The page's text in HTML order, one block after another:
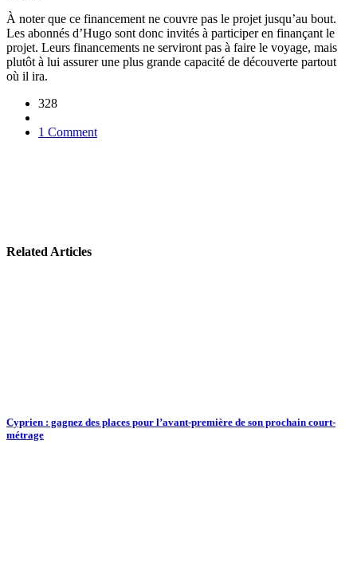
À noter que ce financement ne couvre pas le projet jusqu’au bout.
Les abonnés d’Hugo sont donc invités à participer en finançant le
projet. Leurs financements ne serviront pas à faire le voyage, mais
plutôt à lui assurer une plus grande capacité de découverte partout
où il ira.
328
1 Comment
Related Articles
Cyprien : gagnez des places pour l’avant-première de son prochain court-
métrage